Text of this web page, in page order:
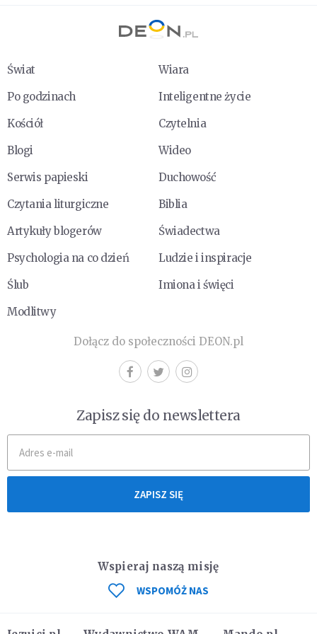
Świat
Wiara
Po godzinach
Inteligentne życie
Kościół
Czytelnia
Blogi
Wideo
Serwis papieski
Duchowość
Czytania liturgiczne
Biblia
Artykuły blogerów
Świadectwa
Psychologia na co dzień
Ludzie i inspiracje
Ślub
Imiona i święci
Modlitwy
Dołącz do społeczności DEON.pl
Zapisz się do newslettera
ZAPISZ SIĘ
Wspieraj naszą misję
WSPOMÓŻ NAS